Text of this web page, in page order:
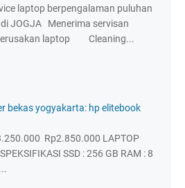
laptop berpengalaman puluhan
JOGJA Menerima servisan
laptop Cleaning...
bekas yogyakarta: hp elitebook
Rp2.850.000 LAPTOP
SSD : 256 GB RAM : 8